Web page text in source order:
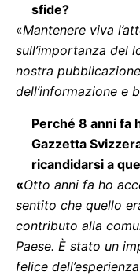
sfide?
«Mantenere viva
sull’importanza del
nostra
dell’informazione e
Perché 8 anni fa
Gazzetta
ricandidarsi a
«Otto anni fa ho
sentito che quello
contributo alla
Paese. È stato un
felice